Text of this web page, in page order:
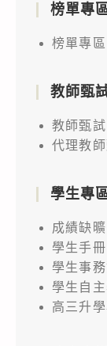
榜單專
榜單專區
教師甄
教師甄試
代理教
學生專
成績缺曠
學生手冊
學生事
學生自
高三升